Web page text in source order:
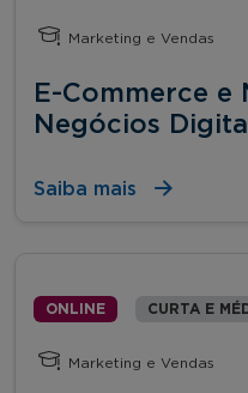
Marketing e Vendas
E-Commerce e
Negócios
Saiba mais
ONLINE CURTA E
Marketing e Vendas